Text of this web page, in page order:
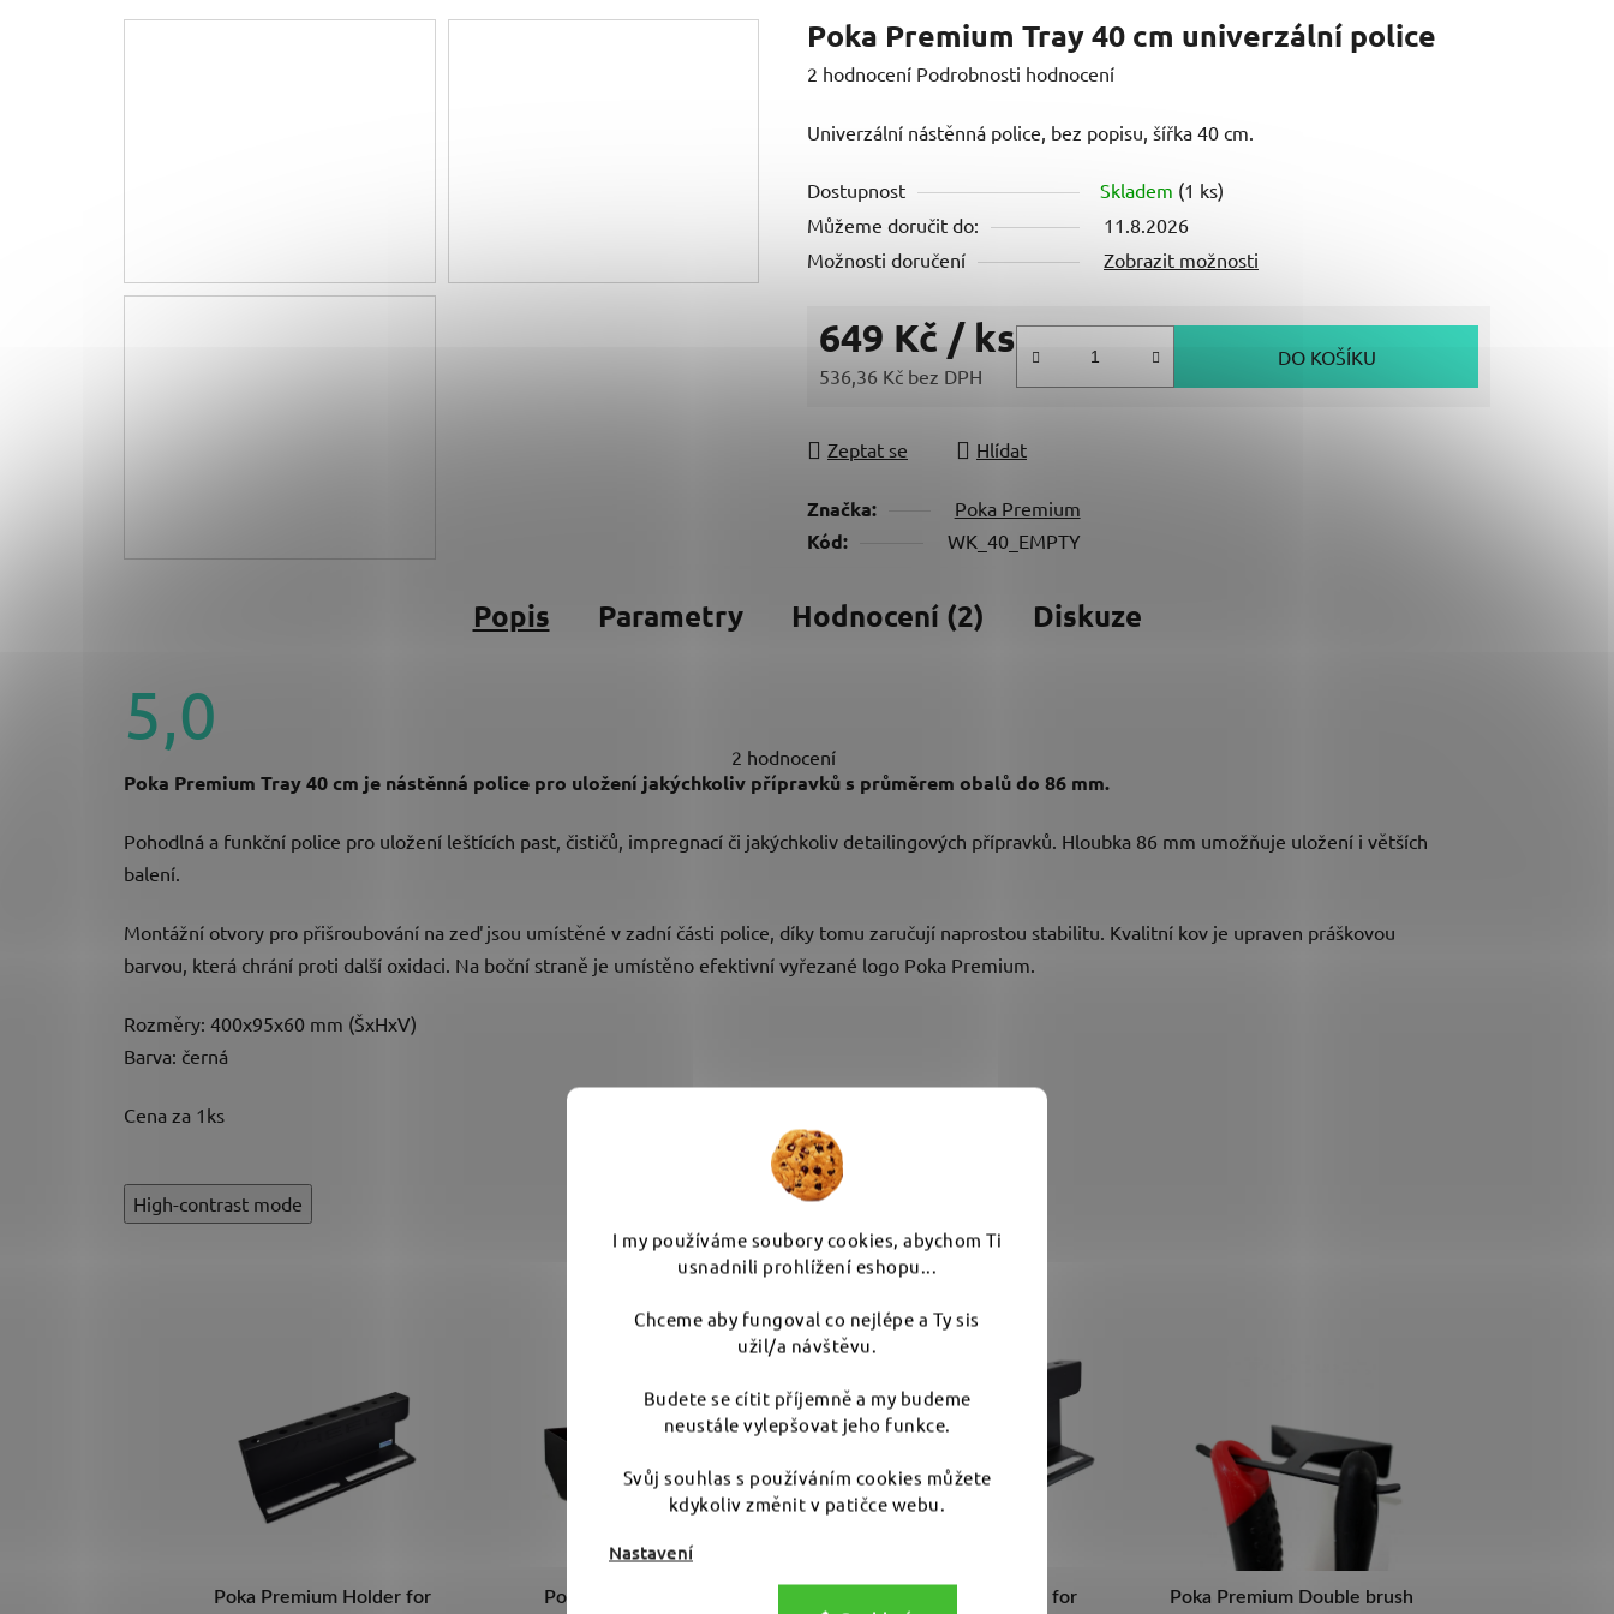
I my používáme soubory cookies, abychom Ti
usnadnili prohlížení eshopu...
Chceme aby fungoval co nejlépe a Ty sis
užil/a návštěvu.
Budete se cítit příjemně a my budeme
neustále vylepšovat jeho funkce.
Svůj souhlas s používáním cookies můžete
kdykoliv změnit v patičce webu.
Nastavení
Poka Premium Tray 40 cm univerzální police
Průměrné
produktu
5,0
z
5
2 hodnocení Podrobnosti hodnocení
Univerzální nástěnná police, bez popisu, šířka 40 cm.
Dostupnost Skladem (1 ks)
Můžeme doručit do:
11.8.2026
Možnosti doručení
Zobrazit možnosti
649 Kč / ks
536,36 Kč bez DPH
DO KOŠÍKU
Zeptat se Hlídat
Značka: Poka Premium
Kód: WK_40_EMPTY
Popis Parametry Hodnocení (2) Diskuze
5,0
Průměrné
hodnocení
produktu
5,0
z
5
hvězdiček.
2 hodnocení
Poka Premium Tray 40 cm je nástěnná police pro uložení jakýchkoliv přípravků s průměrem obalů do 86 mm.
Pohodlná a funkční police pro uložení leštících past, čističů, impregnací či jakýchkoliv detailingových přípravků. Hloubka 86 mm umožňuje uložení i větších
balení.
Montážní otvory pro přišroubování na zeď jsou umístěné v zadní části police, díky tomu zaručují naprostou stabilitu. Kvalitní kov je upraven práškovou
barvou, která chrání proti další oxidaci. Na boční straně je umístěno efektivní vyřezané logo Poka Premium.
Rozměry: 400x95x60 mm (ŠxHxV)
Barva: černá
Cena za 1ks
High-contrast mode
Mohlo by Vás zajímat
Poka Premium Holder for
Poka Premium Shelf for
Poka Premium Holder for
Poka Premium Double brush